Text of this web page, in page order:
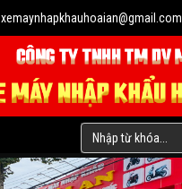
xemaynhapkhauhoaian@gmail.com